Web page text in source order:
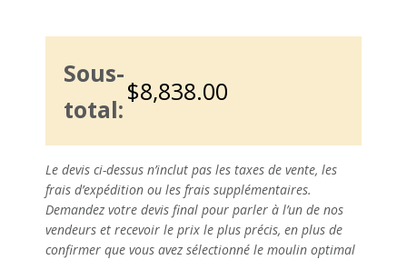
Sous-
total:
Le devis ci-dessus n’inclut pas les taxes de vente, les
frais d’expédition ou les frais supplémentaires.
Demandez votre devis final pour parler à l’un de nos
vendeurs et recevoir le prix le plus précis, en plus de
confirmer que vous avez sélectionné le moulin optimal